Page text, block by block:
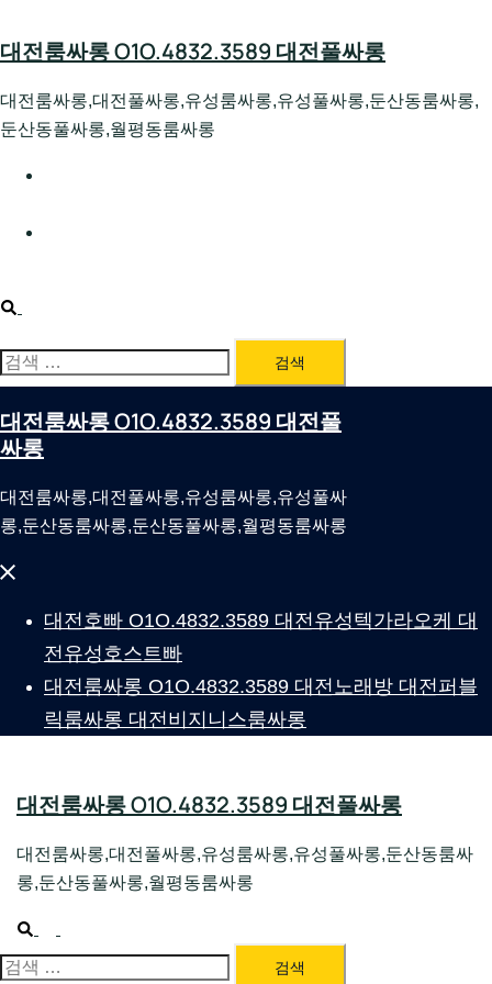
to
대전룸싸롱 O1O.4832.3589 대전풀싸롱
대전룸싸롱,대전풀싸롱,유성룸싸롱,유성풀싸롱,둔산동룸싸롱,
둔산동풀싸롱,월평동룸싸롱
Search
검
색:
대전룸싸롱 O1O.4832.3589 대전풀
싸롱
대전룸싸롱,대전풀싸롱,유성룸싸롱,유성풀싸
롱,둔산동룸싸롱,둔산동풀싸롱,월평동룸싸롱
Close
대전호빠 O1O.4832.3589 대전유성텍가라오케 대
전유성호스트빠
대전룸싸롱 O1O.4832.3589 대전노래방 대전퍼블
릭룸싸롱 대전비지니스룸싸롱
대전룸싸롱 O1O.4832.3589 대전풀싸롱
대전룸싸롱,대전풀싸롱,유성룸싸롱,유성풀싸롱,둔산동룸싸
롱,둔산동풀싸롱,월평동룸싸롱
Search
menu
검